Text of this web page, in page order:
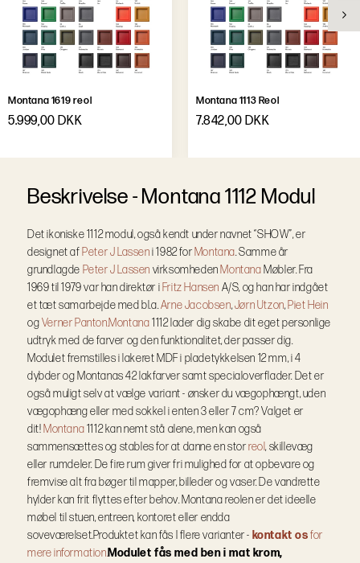
Montana 1619 reol
5.999,00 DKK
Montana 1113 Reol
7.842,00 DKK
Beskrivelse-Montana 1112 Modul
Det ikoniske 1112 modul, også kendt under navnet “SHOW”, er
designet af Peter J Lasseni 1982 for Montana. Samme år
grundlagde Peter J Lassen virksomheden Montana Møbler. Fra
1969 til 1979 var han direktør i Fritz Hansen A/S, og han har indgået
et tæt samarbejde med bl.a.Arne Jacobsen,Jørn Utzon,Piet Hein
ogVerner Panton.Montana1112 lader dig skabe dit eget personlige
udtryk med de farver og den funktionalitet, der passer dig.
Modulet fremstilles i lakeret MDF i pladetykkelsen 12 mm, i 4
dybder og Montanas 42 lakfarver samt specialoverflader. Det er
også muligt selv at vælge variant - ønsker du vægophængt, uden
vægophæng eller med sokkel i enten 3 eller 7 cm? Valget er
dit! Montana1112 kan nemt stå alene, men kan også
sammensættes og stables for at danne en storreol, skillevæg
eller rumdeler. De fire rum giver fri mulighed for at opbevare og
fremvise alt fra bøger til mapper, billeder og vaser. De vandrette
hylder kan frit flyttes efter behov. Montana reolen er det ideelle
møbel til stuen, entreen, kontoret eller endda
soveværelset.Produktet kan fås I flere varianter - kontakt osfor
mere information.Modulet fås med ben i mat krom,